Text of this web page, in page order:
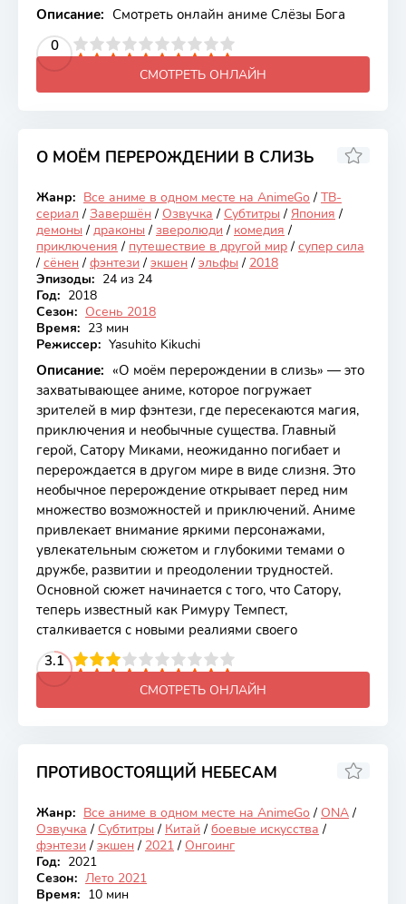
Описание: Смотреть онлайн аниме Слёзы Бога
0
4 5 6 7 8 9 10
СМОТРЕТЬ ОНЛАЙН
О МОЁМ ПЕРЕРОЖДЕНИИ В СЛИЗЬ
Закончен
8.13
Жанр: Все аниме в одном месте на AnimeGo / ТВ-
сериал / Завершён / Озвучка / Субтитры / Япония /
демоны / драконы / зверолюди / комедия /
приключения / путешествие в другой мир / супер сила
/ сёнен / фэнтези / экшен / эльфы / 2018
Эпизоды: 24 из 24
Год: 2018
Сезон: Осень 2018
Время: 23 мин
Режиссер: Yasuhito Kikuchi
Описание: «О моём перерождении в слизь» — это
захватывающее аниме, которое погружает
зрителей в мир фэнтези, где пересекаются магия,
приключения и необычные существа. Главный
герой, Сатору Миками, неожиданно погибает и
перерождается в другом мире в виде слизня. Это
необычное перерождение открывает перед ним
множество возможностей и приключений. Аниме
привлекает внимание яркими персонажами,
увлекательным сюжетом и глубокими темами о
дружбе, развитии и преодолении трудностей.
Основной сюжет начинается с того, что Сатору,
теперь известный как Римуру Темпест,
сталкивается с новыми реалиями своего
3.1
4 5 6 7 8 9 10
СМОТРЕТЬ ОНЛАЙН
ПРОТИВОСТОЯЩИЙ НЕБЕСАМ
Онгоинг
7.27
Жанр: Все аниме в одном месте на AnimeGo / ONA /
Озвучка / Субтитры / Китай / боевые искусства /
фэнтези / экшен / 2021 / Онгоинг
Год: 2021
Сезон: Лето 2021
Время: 10 мин